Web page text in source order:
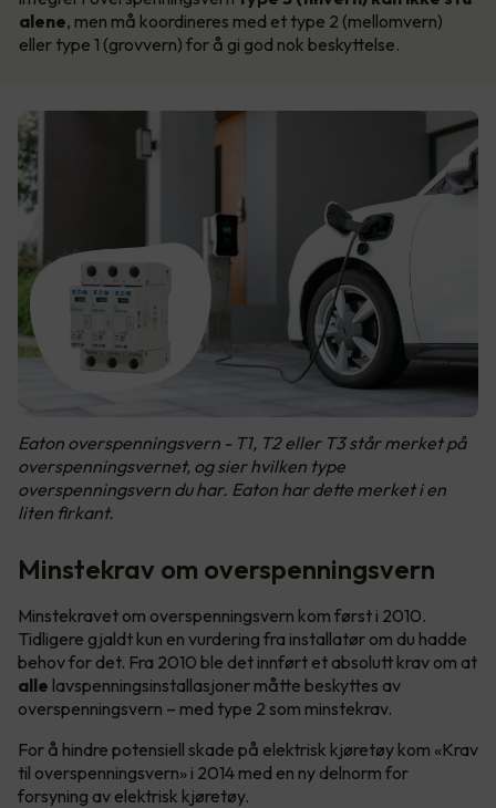
alene, men må koordineres med et type 2 (mellomvern)
eller type 1 (grovvern) for å gi god nok beskyttelse.
Eaton overspenningsvern - T1, T2 eller T3 står merket på
overspenningsvernet, og sier hvilken type
overspenningsvern du har. Eaton har dette merket i en
liten firkant.
Minstekrav om overspenningsvern
Minstekravet om overspenningsvern kom først i 2010.
Tidligere gjaldt kun en vurdering fra installatør om du hadde
behov for det. Fra 2010 ble det innført et absolutt krav om at
alle lavspenningsinstallasjoner måtte beskyttes av
overspenningsvern – med type 2 som minstekrav.
For å hindre potensiell skade på elektrisk kjøretøy kom «Krav
til overspenningsvern» i 2014 med en ny delnorm for
forsyning av elektrisk kjøretøy.